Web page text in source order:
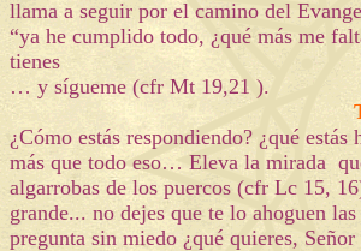
llama a seguir por el camino del
“ya he cumplido todo, ¿qué más me
tienes
… y sígueme (cfr Mt 19,21 ).
¿Cómo estás respondiendo? ¿qué
más que todo eso… Eleva la mirada
algarrobas de los puercos (cfr Lc 15,
grande... no dejes que te lo ahoguen
pregunta sin miedo ¿qué quieres, Señor